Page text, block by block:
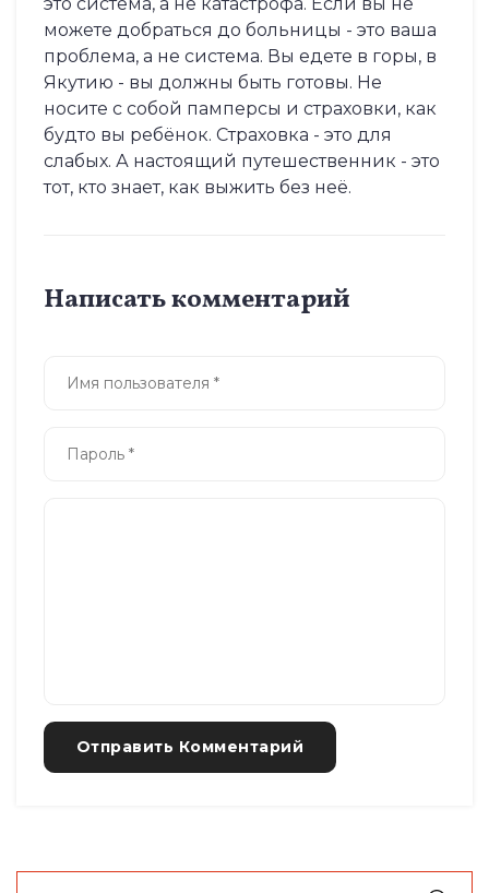
это система, а не катастрофа. Если вы не
можете добраться до больницы - это ваша
проблема, а не система. Вы едете в горы, в
Якутию - вы должны быть готовы. Не
носите с собой памперсы и страховки, как
будто вы ребёнок. Страховка - это для
слабых. А настоящий путешественник - это
тот, кто знает, как выжить без неё.
Написать комментарий
Отправить Комментарий